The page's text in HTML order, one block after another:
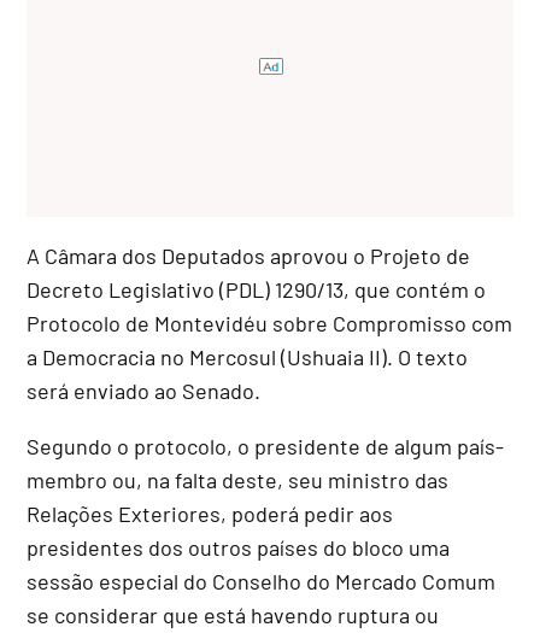
A Câmara dos Deputados aprovou o Projeto de
Decreto Legislativo (PDL) 1290/13, que contém o
Protocolo de Montevidéu sobre Compromisso com
a Democracia no Mercosul (Ushuaia II). O texto
será enviado ao Senado.
Segundo o protocolo, o presidente de algum país-
membro ou, na falta deste, seu ministro das
Relações Exteriores, poderá pedir aos
presidentes dos outros países do bloco uma
sessão especial do Conselho do Mercado Comum
se considerar que está havendo ruptura ou